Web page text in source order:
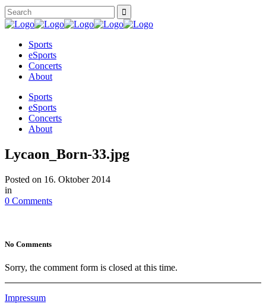
Sports
eSports
Concerts
About
Sports
eSports
Concerts
About
Lycaon_Born-33.jpg
Posted on 16. Oktober 2014
in
0 Comments
No Comments
Sorry, the comment form is closed at this time.
Impressum